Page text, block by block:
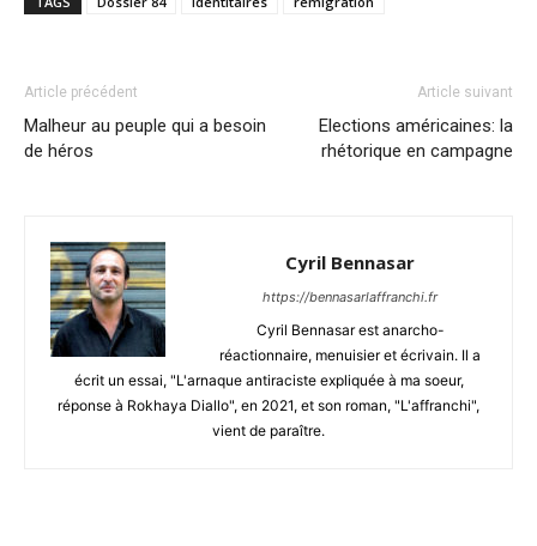
Article précédent
Malheur au peuple qui a besoin
de héros
Article suivant
Elections américaines: la
rhétorique en campagne
Cyril Bennasar
https://bennasarlaffranchi.fr
Cyril Bennasar est anarcho-
réactionnaire, menuisier et écrivain. Il a
écrit un essai, "L'arnaque antiraciste expliquée à ma soeur,
réponse à Rokhaya Diallo", en 2021, et son roman, "L'affranchi",
vient de paraître.